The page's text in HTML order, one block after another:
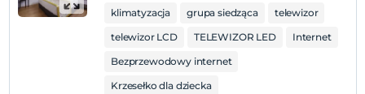
klimatyzacja grupa siedząca
telewizor
telewizor LCD
TELEWIZOR LED
Internet
Bezprzewodowy internet
Krzesełko dla dziecka